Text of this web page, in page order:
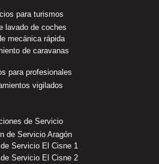
para turismos
lavado de coches
mecánica rápida
de caravanas
para profesionales
vigilados
de Servicio
de Servicio Aragón
Servicio El Cisne 1
Servicio El Cisne 2